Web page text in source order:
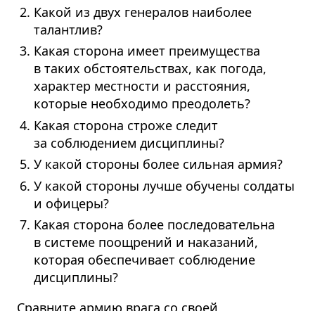
Какой из двух генералов наиболее
талантлив?
Какая сторона имеет преимущества
в таких обстоятельствах, как погода,
характер местности и расстояния,
которые необходимо преодолеть?
Какая сторона строже следит
за соблюдением дисциплины?
У какой стороны более сильная армия?
У какой стороны лучше обучены солдаты
и офицеры?
Какая сторона более последо­вательна
в системе поощрений и наказаний,
которая обеспечивает соблюдение
дисциплины?
Cравните армию врага со своей